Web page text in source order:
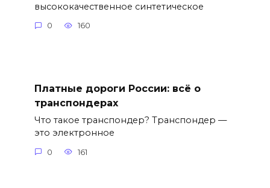
высококачественное синтетическое
0 160
Платные дороги России: всё о
транспондерах
Что такое транспондер? Транспондер —
это электронное
0 161